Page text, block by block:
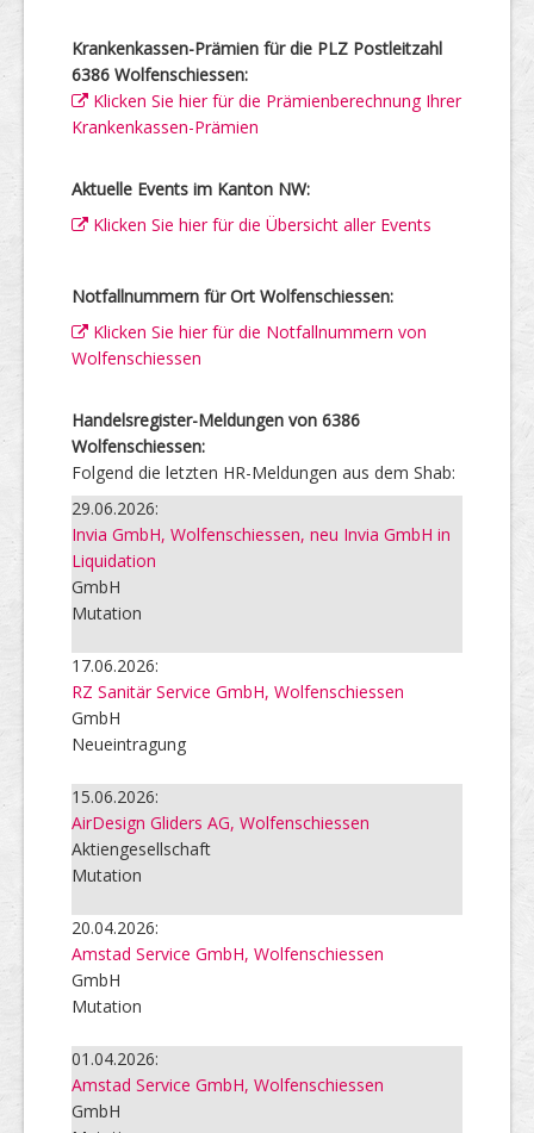
Krankenkassen-Prämien für die PLZ Postleitzahl
6386 Wolfenschiessen:
Klicken Sie hier für die Prämienberechnung Ihrer
Krankenkassen-Prämien
Aktuelle Events im Kanton NW:
Klicken Sie hier für die Übersicht aller Events
Notfallnummern für Ort Wolfenschiessen:
Klicken Sie hier für die Notfallnummern von
Wolfenschiessen
Handelsregister-Meldungen von 6386
Wolfenschiessen:
Folgend die letzten HR-Meldungen aus dem Shab:
29.06.2026:
Invia GmbH, Wolfenschiessen, neu Invia GmbH in
Liquidation
GmbH
Mutation
17.06.2026:
RZ Sanitär Service GmbH, Wolfenschiessen
GmbH
Neueintragung
15.06.2026:
AirDesign Gliders AG, Wolfenschiessen
Aktiengesellschaft
Mutation
20.04.2026:
Amstad Service GmbH, Wolfenschiessen
GmbH
Mutation
01.04.2026:
Amstad Service GmbH, Wolfenschiessen
GmbH